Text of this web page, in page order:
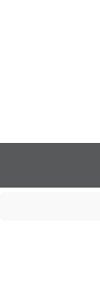
يدشّن